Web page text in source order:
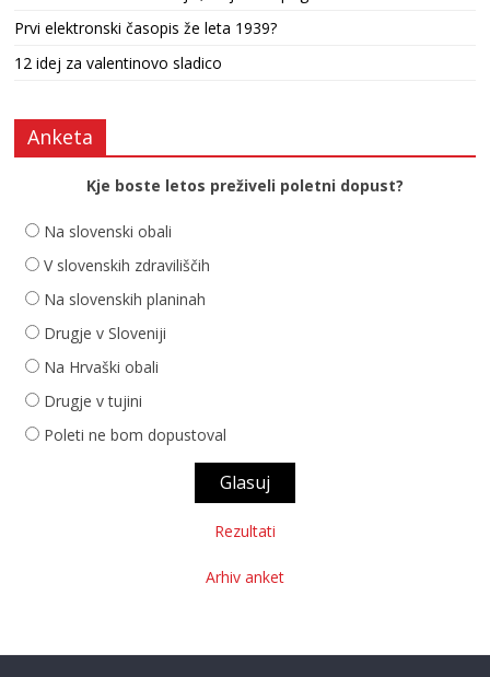
Prvi elektronski časopis že leta 1939?
12 idej za valentinovo sladico
Anketa
Kje boste letos preživeli poletni dopust?
Na slovenski obali
V slovenskih zdraviliščih
Na slovenskih planinah
Drugje v Sloveniji
Na Hrvaški obali
Drugje v tujini
Poleti ne bom dopustoval
Rezultati
Arhiv anket